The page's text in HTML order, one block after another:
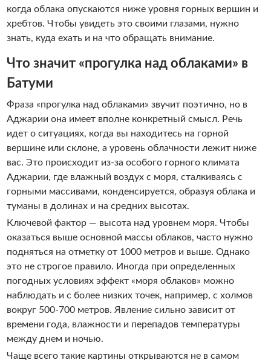
когда облака опускаются ниже уровня горных вершин и
хребтов. Чтобы увидеть это своими глазами, нужно
знать, куда ехать и на что обращать внимание.
Что значит «прогулка над облаками» в
Батуми
Фраза «прогулка над облаками» звучит поэтично, но в
Аджарии она имеет вполне конкретный смысл. Речь
идет о ситуациях, когда вы находитесь на горной
вершине или склоне, а уровень облачности лежит ниже
вас. Это происходит из-за особого горного климата
Аджарии, где влажный воздух с моря, сталкиваясь с
горными массивами, конденсируется, образуя облака и
туманы в долинах и на средних высотах.
Ключевой фактор — высота над уровнем моря. Чтобы
оказаться выше основной массы облаков, часто нужно
подняться на отметку от 1000 метров и выше. Однако
это не строгое правило. Иногда при определенных
погодных условиях эффект «моря облаков» можно
наблюдать и с более низких точек, например, с холмов
вокруг 500-700 метров. Явление сильно зависит от
времени года, влажности и перепадов температуры
между днем и ночью.
Чаще всего такие картины открываются не в самом